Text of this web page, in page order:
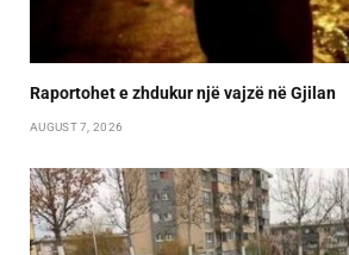
Raportohet e zhdukur një vajzë në Gjilan
AUGUST 7, 2026